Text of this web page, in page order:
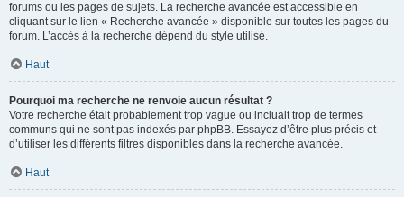
forums ou les pages de sujets. La recherche avancée est accessible en
cliquant sur le lien « Recherche avancée » disponible sur toutes les pages du
forum. L’accès à la recherche dépend du style utilisé.
Haut
Pourquoi ma recherche ne renvoie aucun résultat ?
Votre recherche était probablement trop vague ou incluait trop de termes
communs qui ne sont pas indexés par phpBB. Essayez d’être plus précis et
d’utiliser les différents filtres disponibles dans la recherche avancée.
Haut